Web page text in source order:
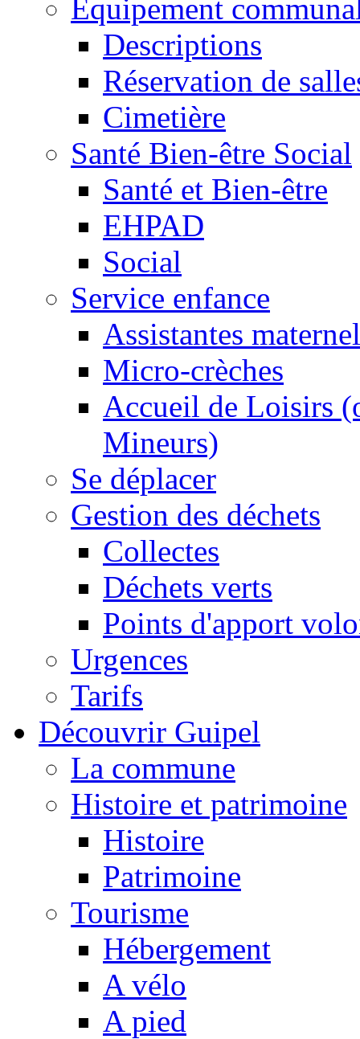
Equipement
Descriptions
Réservation de
Cimetière
Santé Bien-être Social
Santé et Bien-être
EHPAD
Social
Service enfance
Assistantes
Micro-crèches
Accueil de Loisirs
Mineurs)
Se déplacer
Gestion des déchets
Collectes
Déchets verts
Points d'apport
Urgences
Tarifs
Découvrir Guipel
La commune
Histoire et patrimoine
Histoire
Patrimoine
Tourisme
Hébergement
A vélo
A pied